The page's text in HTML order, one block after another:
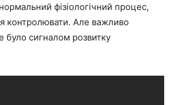
фізіологічний процес,
контролювати. Але важливо
сигналом розвитку